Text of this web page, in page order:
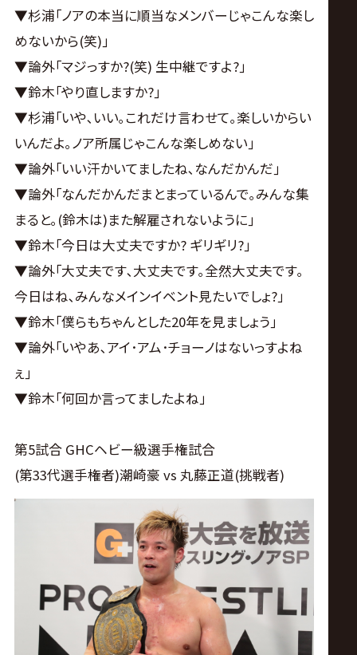
▼杉浦｢ノアの本当に順当なメンバーじゃこんな楽し
めないから(笑)｣
▼論外｢マジっすか?(笑) 生中継ですよ?｣
▼鈴木｢やり直しますか?｣
▼杉浦｢いや､いい｡これだけ言わせて｡楽しいからい
いんだよ｡ノア所属じゃこんな楽しめない｣
▼論外｢いい汗かいてましたね､なんだかんだ｣
▼論外｢なんだかんだまとまっているんで｡みんな集
まると｡(鈴木は)また解雇されないように｣
▼鈴木｢今日は大丈夫ですか? ギリギリ?｣
▼論外｢大丈夫です､大丈夫です｡全然大丈夫です｡
今日はね､みんなメインイベント見たいでしょ?｣
▼鈴木｢僕らもちゃんとした20年を見ましょう｣
▼論外｢いやあ､アイ･アム･チョーノはないっすよね
ぇ｣
▼鈴木｢何回か言ってましたよね｣
第5試合 GHCヘビー級選手権試合
(第33代選手権者)潮崎豪 vs 丸藤正道(挑戦者)